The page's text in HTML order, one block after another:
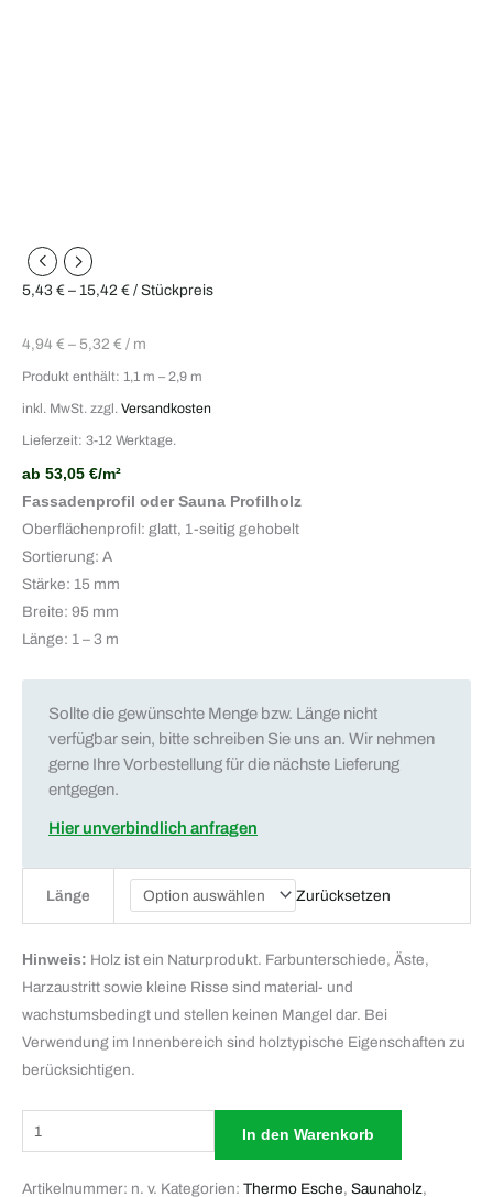
5,43 € – 15,42 € / Stückpreis
4,94 € – 5,32 € / m
Produkt enthält: 1,1 m – 2,9 m
inkl. MwSt. zzgl. Versandkosten
Lieferzeit: 3-12 Werktage.
ab 53,05 €/m²
Fassadenprofil oder Sauna Profilholz
Oberflächenprofil: glatt, 1-seitig gehobelt
Sortierung: A
Stärke: 15 mm
Breite: 95 mm
Länge: 1 – 3 m
Sollte die gewünschte Menge bzw. Länge nicht
verfügbar sein, bitte schreiben Sie uns an. Wir nehmen
gerne Ihre Vorbestellung für die nächste Lieferung
entgegen.
Hier unverbindlich anfragen
Länge Zurücksetzen
Hinweis: Holz ist ein Naturprodukt. Farbunterschiede, Äste,
Harzaustritt sowie kleine Risse sind material- und
wachstumsbedingt und stellen keinen Mangel dar. Bei
Verwendung im Innenbereich sind holztypische Eigenschaften zu
berücksichtigen.
In den Warenkorb
Artikelnummer: n. v. Kategorien: Thermo Esche, Saunaholz,